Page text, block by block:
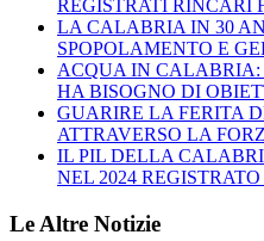
REGISTRATI RINCARI
LA CALABRIA IN 30
SPOPOLAMENTO E
ACQUA IN
HA BISOGNO DI
GUARIRE LA FERITA
ATTRAVERSO LA
IL PIL DELLA
NEL 2024
Le Altre Notizie